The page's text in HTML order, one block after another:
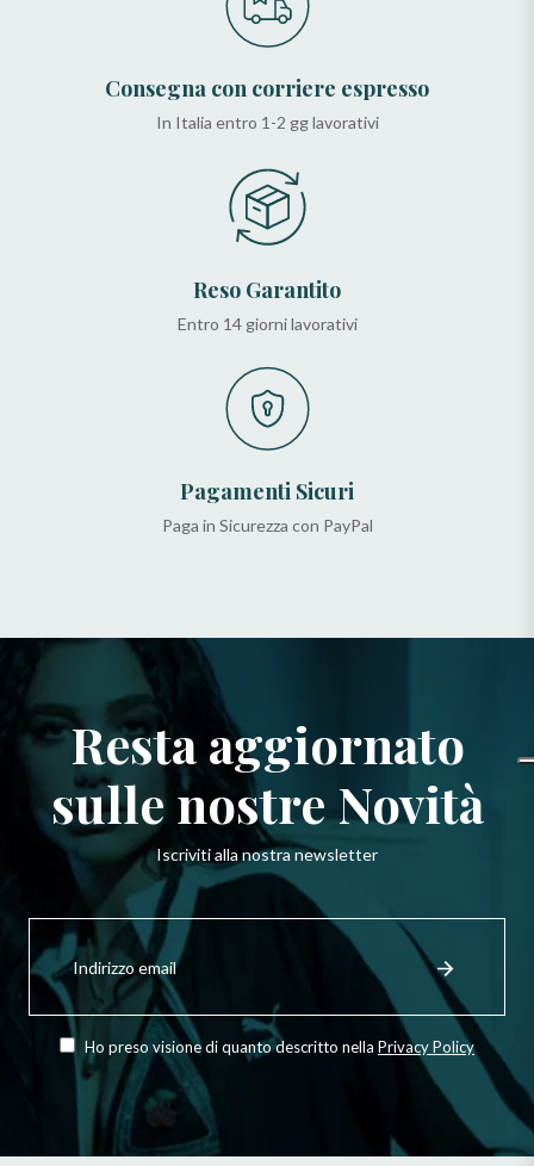
Consegna con corriere espresso
In Italia entro 1-2 gg lavorativi
Reso Garantito
Entro 14 giorni lavorativi
Pagamenti Sicuri
Paga in Sicurezza con PayPal
Resta aggiornato
sulle nostre Novità
Iscriviti alla nostra newsletter
ultime
novità,
Registrati
Ho preso visione di quanto descritto nella Privacy Policy